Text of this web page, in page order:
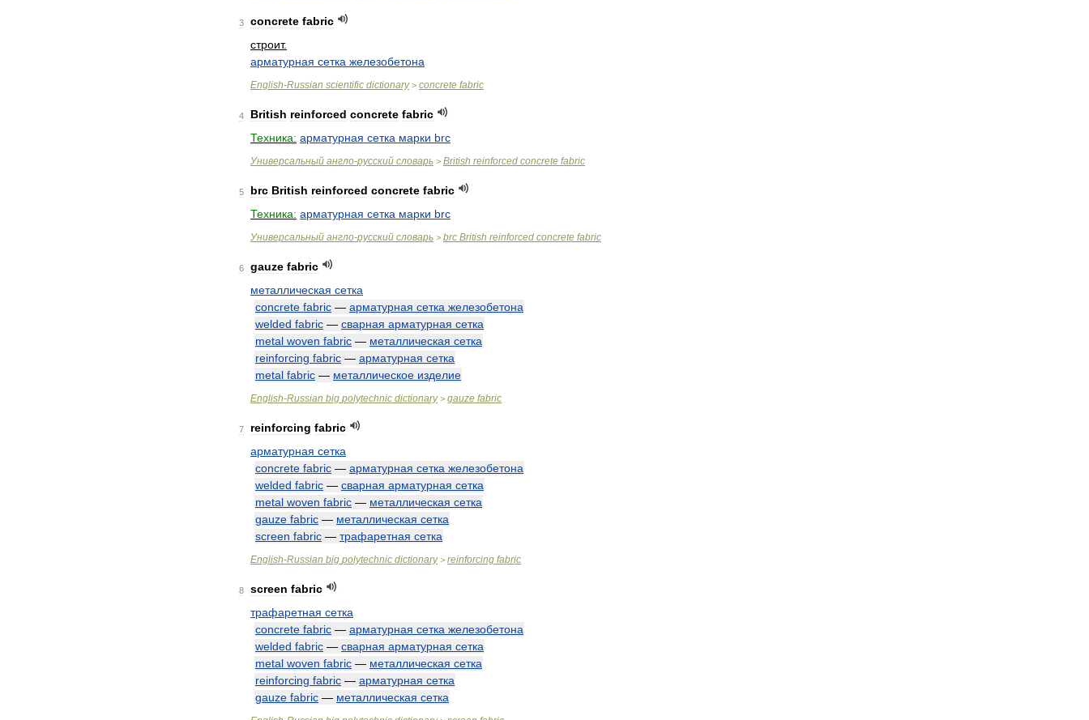
3 concrete fabric
строит.
арматурная сетка железобетона
English-Russian scientific dictionary> concrete fabric
4 British reinforced concrete fabric
Техника: арматурная сетка марки brc
Универсальный англо-русский словарь > British reinforced concrete fabric
5 brc British reinforced concrete fabric
Техника: арматурная сетка марки brc
Универсальный англо-русский словарь > brc British reinforced concrete fabric
6 gauze fabric
металлическая сетка
concrete fabric — арматурная сетка железобетона
welded fabric — сварная арматурная сетка
metal woven fabric — металлическая сетка
reinforcing fabric — арматурная сетка
metal fabric — металлическое изделие
English-Russian big polytechnic dictionary> gauze fabric
7 reinforcing fabric
арматурная сетка
concrete fabric — арматурная сетка железобетона
welded fabric — сварная арматурная сетка
metal woven fabric — металлическая сетка
gauze fabric — металлическая сетка
screen fabric — трафаретная сетка
English-Russian big polytechnic dictionary> reinforcing fabric
8 screen fabric
трафаретная сетка
concrete fabric — арматурная сетка железобетона
welded fabric — сварная арматурная сетка
metal woven fabric — металлическая сетка
reinforcing fabric — арматурная сетка
gauze fabric — металлическая сетка